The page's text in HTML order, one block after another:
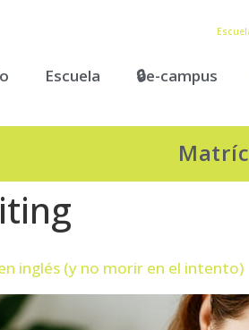
Escuela 🔒e-campus
inglés (y no morir en el intento)